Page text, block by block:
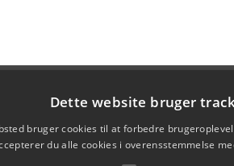
Dette website bruger
bruger cookies til at forbedre
du alle cookies i overensstemmelse